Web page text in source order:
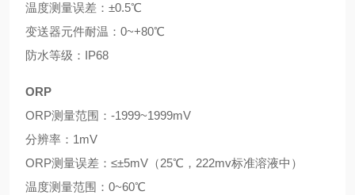
温度测量误差：±0.5℃
变送器元件耐温：0~+80℃
防水等级：IP68
ORP
ORP测量范围：-1999~1999mV
分辨率：1mV
ORP测量误差：≤±5mV（25℃，222mv标准溶液中）
温度测量范围：0~60℃